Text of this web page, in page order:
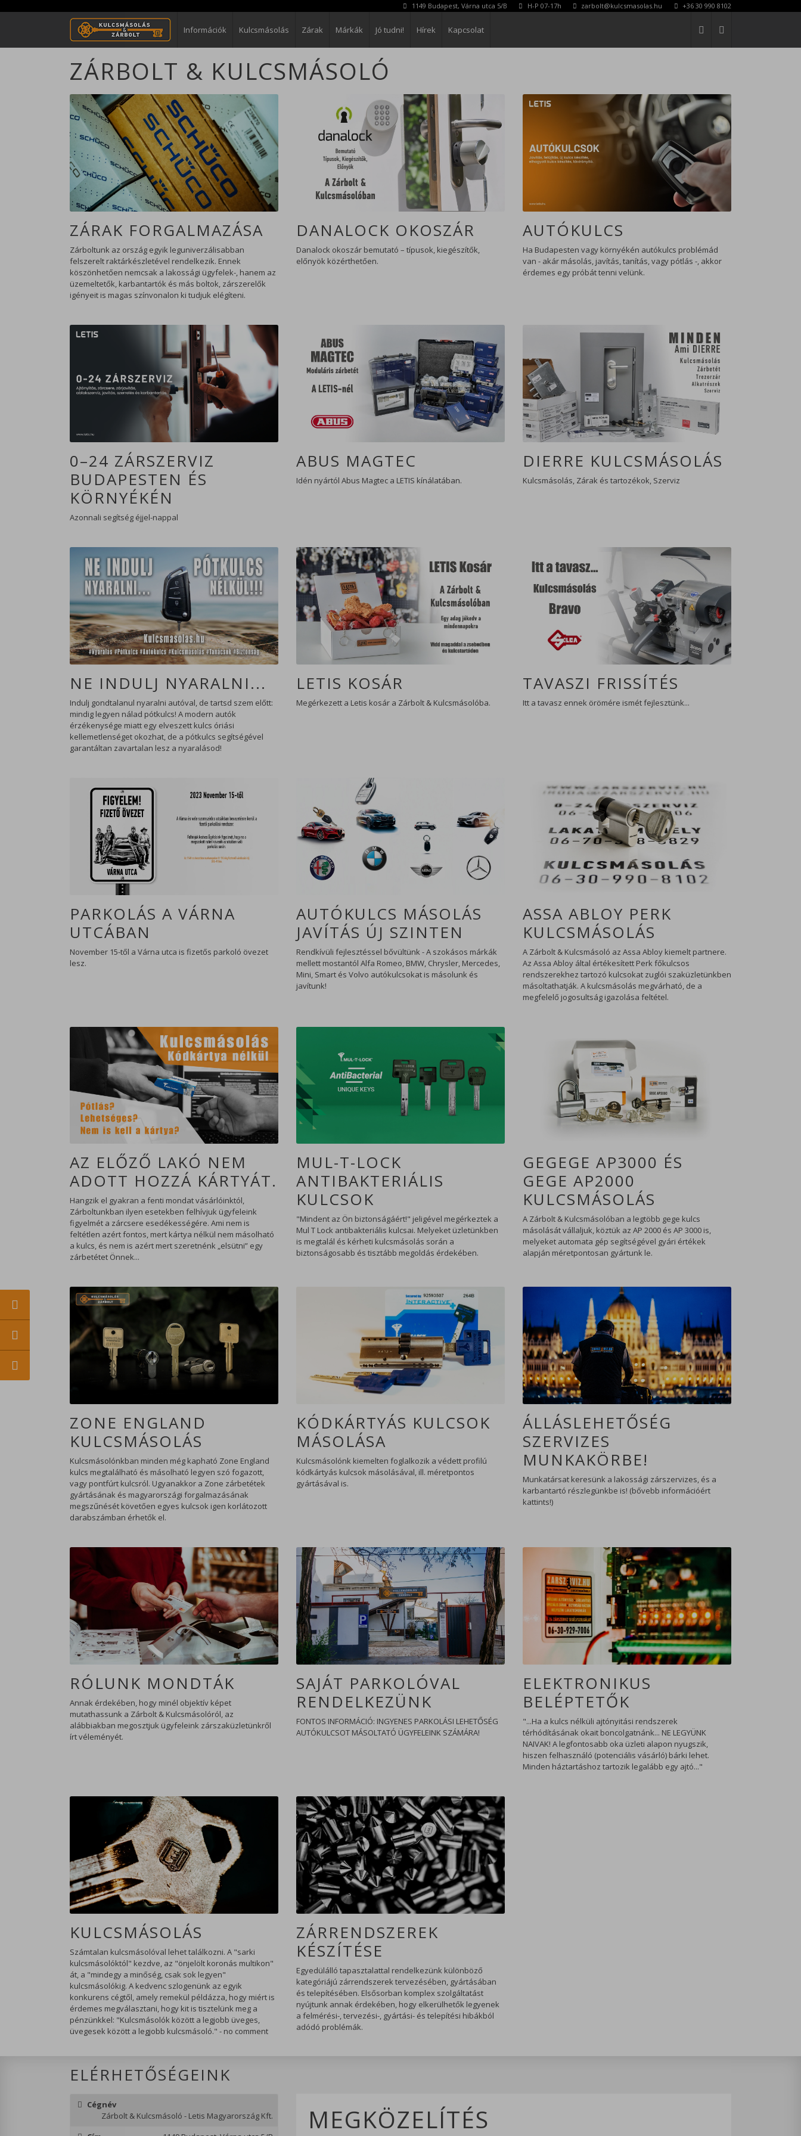
1149 Budapest, Várna utca 5/B H-P 07-17h zarbolt@kulcsmasolas.hu +36 30 990 8102
Információk Kulcsmásolás Zárak Márkák Jó tudni! Hírek Kapcsolat
Bezárás
ZÁRBOLT & KULCSMÁSOLÓ
ZÁRAK FORGALMAZÁSA
Zárboltunk az ország egyik leguniverzálisabban
felszerelt raktárkészletével rendelkezik. Ennek
köszönhetően nemcsak a lakossági ügyfelek-, hanem az
üzemeltetők, karbantartók és más boltok, zárszerelők
igényeit is magas színvonalon ki tudjuk elégíteni.
DANALOCK OKOSZÁR
Danalock okoszár bemutató – típusok, kiegészítők,
előnyök közérthetően.
AUTÓKULCS
Ha Budapesten vagy környékén autókulcs problémád
van - akár másolás, javítás, tanítás, vagy pótlás -, akkor
érdemes egy próbát tenni velünk.
0–24 ZÁRSZERVIZ
BUDAPESTEN ÉS
KÖRNYÉKÉN
Azonnali segítség éjjel-nappal
ABUS MAGTEC
Idén nyártól Abus Magtec a LETIS kínálatában.
DIERRE KULCSMÁSOLÁS
Kulcsmásolás, Zárak és tartozékok, Szerviz
NE INDULJ NYARALNI...
Indulj gondtalanul nyaralni autóval, de tartsd szem előtt:
mindig legyen nálad pótkulcs! A modern autók
érzékenysége miatt egy elveszett kulcs óriási
kellemetlenséget okozhat, de a pótkulcs segítségével
garantáltan zavartalan lesz a nyaralásod!
LETIS KOSÁR
Megérkezett a Letis kosár a Zárbolt & Kulcsmásolóba.
TAVASZI FRISSÍTÉS
Itt a tavasz ennek örömére ismét fejlesztünk...
PARKOLÁS A VÁRNA
UTCÁBAN
November 15-től a Várna utca is fizetős parkoló övezet
lesz.
AUTÓKULCS MÁSOLÁS
JAVÍTÁS ÚJ SZINTEN
Rendkívüli fejlesztéssel bővültünk - A szokásos márkák
mellett mostantól Alfa Romeo, BMW, Chrysler, Mercedes,
Mini, Smart és Volvo autókulcsokat is másolunk és
javítunk!
ASSA ABLOY PERK
KULCSMÁSOLÁS
A Zárbolt & Kulcsmásoló az Assa Abloy kiemelt partnere.
Az Assa Abloy által értékesített Perk főkulcsos
rendszerekhez tartozó kulcsokat zuglói szaküzletünkben
másoltathatják. A kulcsmásolás megvárható, de a
megfelelő jogosultság igazolása feltétel.
AZ ELŐZŐ LAKÓ NEM
ADOTT HOZZÁ KÁRTYÁT.
Hangzik el gyakran a fenti mondat vásárlóinktól,
Zárboltunkban ilyen esetekben felhívjuk ügyfeleink
figyelmét a zárcsere esedékességére. Ami nem is
feltétlen azért fontos, mert kártya nélkül nem másolható
a kulcs, és nem is azért mert szeretnénk „elsütni” egy
zárbetétet Önnek...
MUL-T-LOCK
ANTIBAKTERIÁLIS
KULCSOK
"Mindent az Ön biztonságáért!" jeligével megérkeztek a
Mul T Lock antibakteriális kulcsai. Melyeket üzletünkben
is megtalál és kérheti kulcsmásolás során a
biztonságosabb és tisztább megoldás érdekében.
GEGEGE AP3000 ÉS
GEGE AP2000
KULCSMÁSOLÁS
A Zárbolt & Kulcsmásolóban a legtöbb gege kulcs
másolását vállaljuk, köztük az AP 2000 és AP 3000 is,
melyeket automata gép segítségével gyári értékek
alapján méretpontosan gyártunk le.
ZONE ENGLAND
KULCSMÁSOLÁS
Kulcsmásolónkban minden még kapható Zone England
kulcs megtalálható és másolható legyen szó fogazott,
vagy pontfúrt kulcsról. Ugyanakkor a Zone zárbetétek
gyártásának és magyarországi forgalmazásának
megszűnését követően egyes kulcsok igen korlátozott
darabszámban érhetők el.
KÓDKÁRTYÁS KULCSOK
MÁSOLÁSA
Kulcsmásolónk kiemelten foglalkozik a védett profilú
kódkártyás kulcsok másolásával, ill. méretpontos
gyártásával is.
ÁLLÁSLEHETŐSÉG
SZERVIZES
MUNKAKÖRBE!
Munkatársat keresünk a lakossági zárszervizes, és a
karbantartó részlegünkbe is! (bővebb információért
kattints!)
RÓLUNK MONDTÁK
Annak érdekében, hogy minél objektív képet
mutathassunk a Zárbolt & Kulcsmásolóról, az
alábbiakban megosztjuk ügyfeleink zárszaküzletünkről
írt véleményét.
SAJÁT PARKOLÓVAL
RENDELKEZÜNK
FONTOS INFORMÁCIÓ: INGYENES PARKOLÁSI LEHETŐSÉG
AUTÓKULCSOT MÁSOLTATÓ ÜGYFELEINK SZÁMÁRA!
ELEKTRONIKUS
BELÉPTETŐK
"...Ha a kulcs nélküli ajtónyitási rendszerek
térhódításának okait boncolgatnánk... NE LEGYÜNK
NAIVAK! A legfontosabb oka üzleti alapon nyugszik,
hiszen felhasználó (potenciális vásárló) bárki lehet.
Minden háztartáshoz tartozik legalább egy ajtó..."
KULCSMÁSOLÁS
Számtalan kulcsmásolóval lehet találkozni. A "sarki
kulcsmásolóktól" kezdve, az "önjelölt koronás multikon"
át, a "mindegy a minőség, csak sok legyen"
kulcsmásolókig. A kedvenc szlogenünk az egyik
konkurens cégtől, amely remekül példázza, hogy miért is
érdemes megválasztani, hogy kit is tisztelünk meg a
pénzünkkel: "Kulcsmásolók között a legjobb üveges,
üvegesek között a legjobb kulcsmásoló." - no comment
ZÁRRENDSZEREK
KÉSZÍTÉSE
Egyedülálló tapasztalattal rendelkezünk különböző
kategóriájú zárrendszerek tervezésében, gyártásában
és telepítésében. Elsősorban komplex szolgáltatást
nyújtunk annak érdekében, hogy elkerülhetők legyenek
a felmérési-, tervezési-, gyártási- és telepítési hibákból
adódó problémák.
ELÉRHETŐSÉGEINK
Cégnév
Zárbolt & Kulcsmásoló - Letis Magyarország Kft.
MEGKÖZELÍTÉS
oldal megfelelő működéséhez, mint a
munkamenet (session) süti.
Mérési sütik
Olyan sütik, amelyek segítenek
megismerni számunkra a weboldal
látogatottságát, használati szokásait.